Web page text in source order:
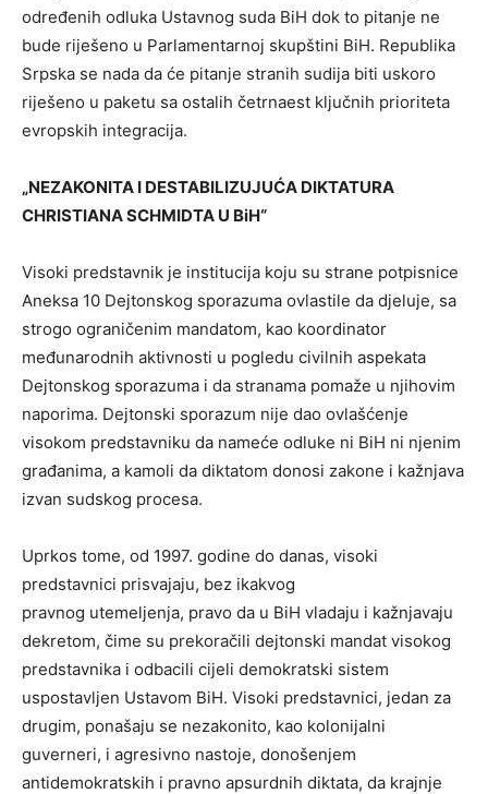
određenih odluka Ustavnog suda BiH dok to pitanje ne
bude riješeno u Parlamentarnoj skupštini BiH. Republika
Srpska se nada da će pitanje stranih sudija biti uskoro
riješeno u paketu sa ostalih četrnaest ključnih prioriteta
evropskih integracija.
„NEZAKONITA I DESTABILIZUЈUĆA DIKTATURA
CHRISTIANA SCHMIDTA U BiH“
Visoki predstavnik je institucija koju su strane potpisnice
Aneksa 10 Dejtonskog sporazuma ovlastile da djeluje, sa
strogo ograničenim mandatom, kao koordinator
međunarodnih aktivnosti u pogledu civilnih aspekata
Dejtonskog sporazuma i da stranama pomaže u njihovim
naporima. Dejtonski sporazum nije dao ovlašćenje
visokom predstavniku da nameće odluke ni BiH ni njenim
građanima, a kamoli da diktatom donosi zakone i kažnjava
izvan sudskog procesa.
Uprkos tome, od 1997. godine do danas, visoki
predstavnici prisvajaju, bez ikakvog
pravnog utemeljenja, pravo da u BiH vladaju i kažnjavaju
dekretom, čime su prekoračili dejtonski mandat visokog
predstavnika i odbacili cijeli demokratski sistem
uspostavljen Ustavom BiH. Visoki predstavnici, jedan za
drugim, ponašaju se nezakonito, kao kolonijalni
guverneri, i agresivno nastoje, donošenjem
antidemokratskih i pravno apsurdnih diktata, da krajnje